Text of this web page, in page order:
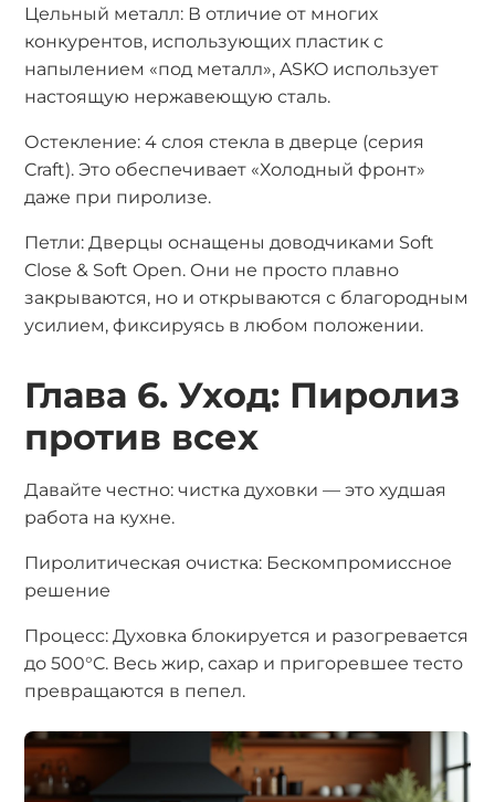
Цельный металл: В отличие от многих
конкурентов, использующих пластик с
напылением «под металл», ASKO использует
настоящую нержавеющую сталь.
Остекление: 4 слоя стекла в дверце (серия
Craft). Это обеспечивает «Холодный фронт»
даже при пиролизе.
Петли: Дверцы оснащены доводчиками Soft
Close & Soft Open. Они не просто плавно
закрываются, но и открываются с благородным
усилием, фиксируясь в любом положении.
Глава 6. Уход: Пиролиз
против всех
Давайте честно: чистка духовки — это худшая
работа на кухне.
Пиролитическая очистка: Бескомпромиссное
решение
Процесс: Духовка блокируется и разогревается
до 500°C. Весь жир, сахар и пригоревшее тесто
превращаются в пепел.